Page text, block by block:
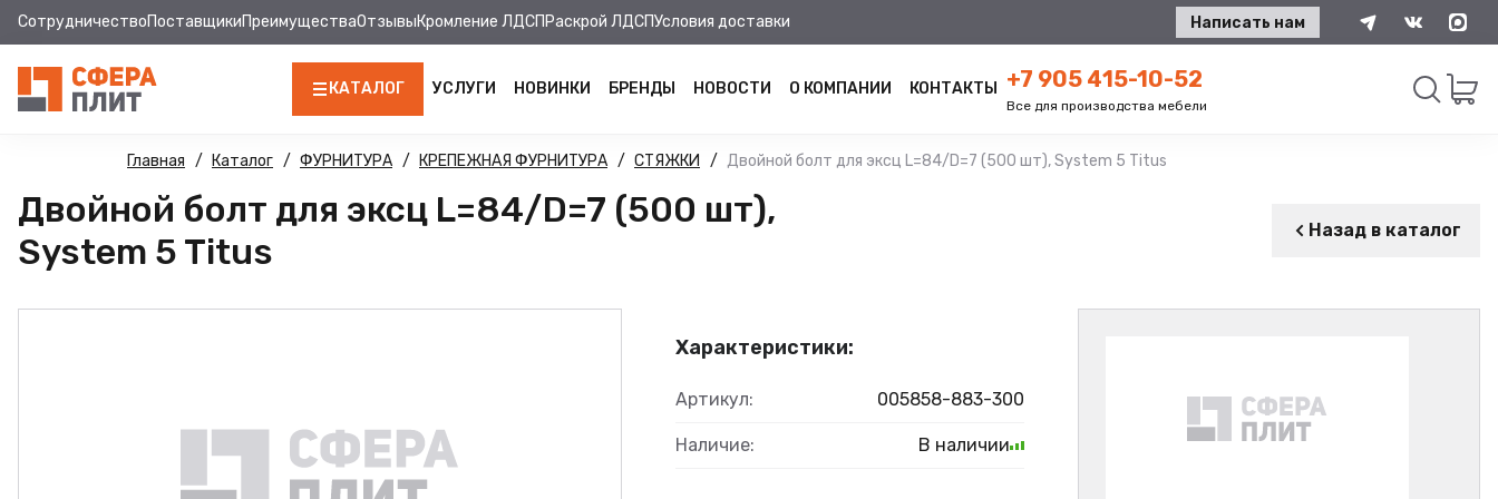
СотрудничествоПоставщикиПреимуществаОтзывыКромление ЛДСП Раскрой ЛДСПУсловия доставки Написать нам
КАТАЛОГ
ЛДСП
КРОМКА
МДФ ПАНЕЛИ
ДВПО
УСЛУГИ НОВИНКИ БРЕНДЫ НОВОСТИ О КОМПАНИИ КОНТАКТЫ +7 905 415-10-52
Все для производства мебели
Главная Каталог ФУРНИТУРА КРЕПЕЖНАЯ ФУРНИТУРА СТЯЖКИ Двойной болт для эксц L=84/D=7 (500 шт), System 5 Titus
Двойной болт для эксц L=84/D=7 (500 шт),
System 5 Titus
Назад в каталог
Характеристики:
Артикул: 005858-883-300
Наличие: В наличии